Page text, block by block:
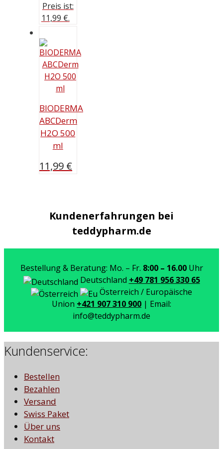
Preis ist:
11,99 €.
BIODERMA
ABCDerm
H2O 500
ml
11,99 €
Kundenerfahrungen bei
teddypharm.de
Bestellung & Beratung: Mo. – Fr. 8:00 – 16.00Uhr
Deutschland +49 781 956 330 65
Österreich / Europäische
Union +421 907 310 900 | Email:
info@teddypharm.de
Kundenservice:
Bestellen
Bezahlen
Versand
Swiss Paket
Über uns
Kontakt